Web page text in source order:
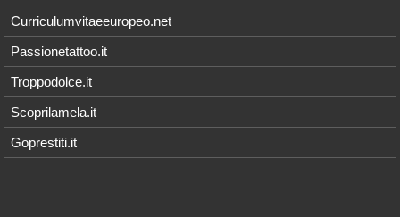
Curriculumvitaeeuropeo.net
Passionetattoo.it
Troppodolce.it
Scoprilamela.it
Goprestiti.it